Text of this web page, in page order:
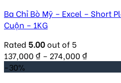
Ba Chỉ Bò Mỹ – Excel – Short
Cuộn – 1KG
Rated 5.00out of 5
137,000 ₫ – 274,000 ₫
-30%